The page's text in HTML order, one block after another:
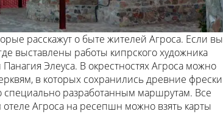
расскажут о быте жителей Агроса. Если вы
выставлены работы кипрского художника
Элеуса. В окрестностях Агроса можно
в которых сохранились древние
разработанным маршрутам. Все
Агроса на ресепшн можно взять карты